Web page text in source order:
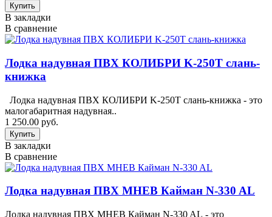
В закладки
В сравнение
Лодка надувная ПВХ КОЛИБРИ K-250T слань-
книжка
Лодка надувная ПВХ КОЛИБРИ K-250T слань-книжка - это
малогабаритная надувная..
1 250.00 руб.
В закладки
В сравнение
Лодка надувная ПВХ МНЕВ Кайман N-330 AL
Лодка надувная ПВХ МНЕВ Кайман N-330 AL - это